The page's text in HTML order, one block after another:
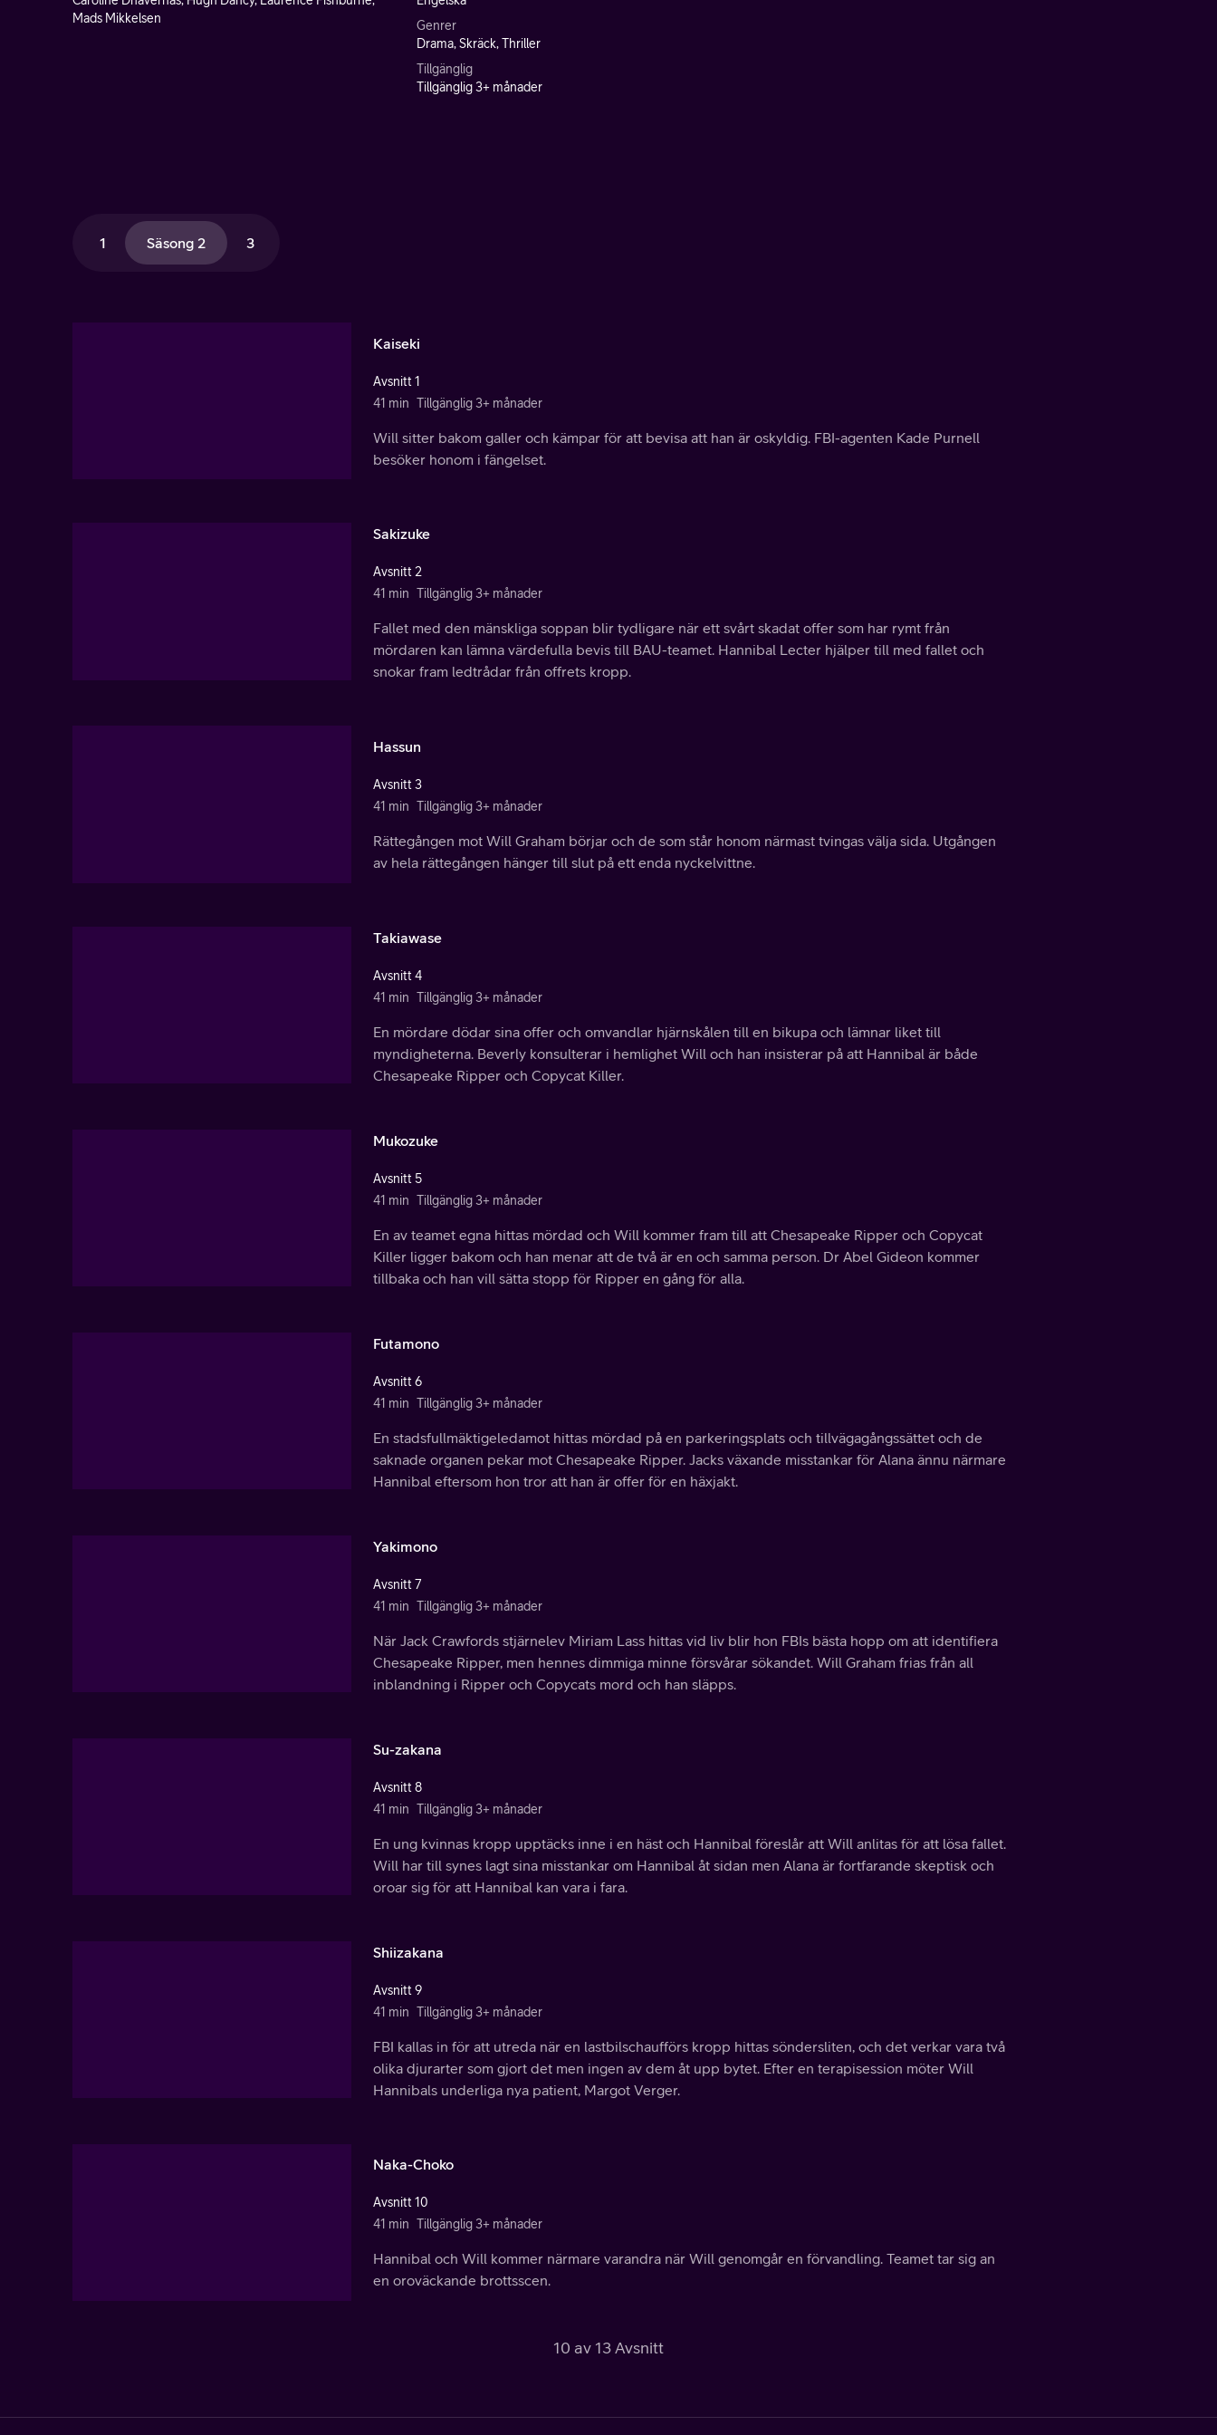
Mads Mikkelsen
Genrer
Drama, Skräck, Thriller
Tillgänglig
Tillgänglig 3+ månader
1 Säsong 2 3
Kaiseki
Avsnitt 1
41 min Tillgänglig 3+ månader
Will sitter bakom galler och kämpar för att bevisa att han är oskyldig. FBI-agenten Kade Purnell
besöker honom i fängelset.
Sakizuke
Avsnitt 2
41 min Tillgänglig 3+ månader
Fallet med den mänskliga soppan blir tydligare när ett svårt skadat offer som har rymt från
mördaren kan lämna värdefulla bevis till BAU-teamet. Hannibal Lecter hjälper till med fallet och
snokar fram ledtrådar från offrets kropp.
Hassun
Avsnitt 3
41 min Tillgänglig 3+ månader
Rättegången mot Will Graham börjar och de som står honom närmast tvingas välja sida. Utgången
av hela rättegången hänger till slut på ett enda nyckelvittne.
Takiawase
Avsnitt 4
41 min Tillgänglig 3+ månader
En mördare dödar sina offer och omvandlar hjärnskålen till en bikupa och lämnar liket till
myndigheterna. Beverly konsulterar i hemlighet Will och han insisterar på att Hannibal är både
Chesapeake Ripper och Copycat Killer.
Mukozuke
Avsnitt 5
41 min Tillgänglig 3+ månader
En av teamet egna hittas mördad och Will kommer fram till att Chesapeake Ripper och Copycat
Killer ligger bakom och han menar att de två är en och samma person. Dr Abel Gideon kommer
tillbaka och han vill sätta stopp för Ripper en gång för alla.
Futamono
Avsnitt 6
41 min Tillgänglig 3+ månader
En stadsfullmäktigeledamot hittas mördad på en parkeringsplats och tillvägagångssättet och de
saknade organen pekar mot Chesapeake Ripper. Jacks växande misstankar för Alana ännu närmare
Hannibal eftersom hon tror att han är offer för en häxjakt.
Yakimono
Avsnitt 7
41 min Tillgänglig 3+ månader
När Jack Crawfords stjärnelev Miriam Lass hittas vid liv blir hon FBIs bästa hopp om att identifiera
Chesapeake Ripper, men hennes dimmiga minne försvårar sökandet. Will Graham frias från all
inblandning i Ripper och Copycats mord och han släpps.
Su-zakana
Avsnitt 8
41 min Tillgänglig 3+ månader
En ung kvinnas kropp upptäcks inne i en häst och Hannibal föreslår att Will anlitas för att lösa fallet.
Will har till synes lagt sina misstankar om Hannibal åt sidan men Alana är fortfarande skeptisk och
oroar sig för att Hannibal kan vara i fara.
Shiizakana
Avsnitt 9
41 min Tillgänglig 3+ månader
FBI kallas in för att utreda när en lastbilschaufförs kropp hittas söndersliten, och det verkar vara två
olika djurarter som gjort det men ingen av dem åt upp bytet. Efter en terapisession möter Will
Hannibals underliga nya patient, Margot Verger.
Naka-Choko
Avsnitt 10
41 min Tillgänglig 3+ månader
Hannibal och Will kommer närmare varandra när Will genomgår en förvandling. Teamet tar sig an
en oroväckande brottsscen.
10 av 13 Avsnitt